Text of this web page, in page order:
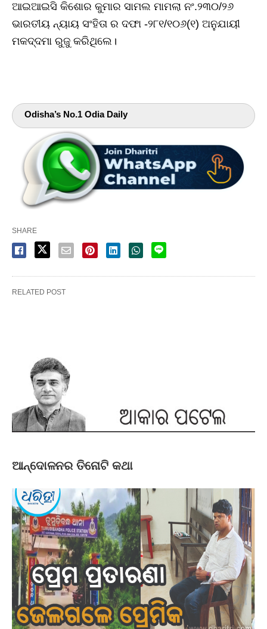
ଆଇଆଇସି କିଶୋର କୁମାର ସାମଲ ମାମଲା ନଂ.୨୩୦/୨୬
ଭାରତୀୟ ନ୍ୟାୟ ସଂହିତା ର ଦଫା -୨୮୧/୧୦୬(୧) ଅନୁଯାୟୀ
ମକଦ୍ଦମା ରୁଜୁ କରିଥିଲେ।
Odisha’s No.1 Odia Daily
SHARE
RELATED POST
ଆନ୍ଦୋଳନର ତିନୋଟି କଥା